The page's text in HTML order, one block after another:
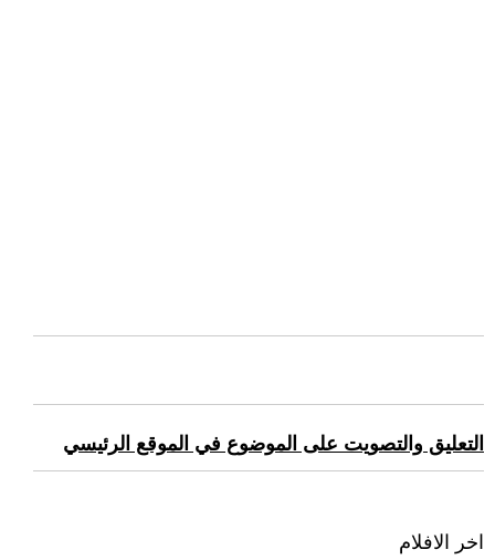
التعليق والتصويت على الموضوع في الموقع الرئيسي
اخر الافلام